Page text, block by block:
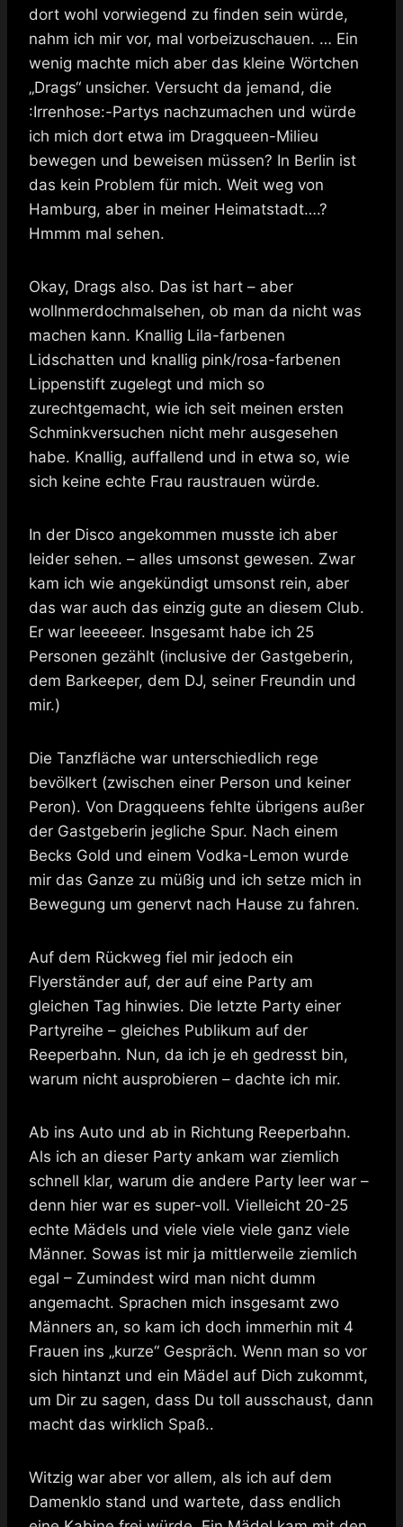
dort wohl vorwiegend zu finden sein würde,
nahm ich mir vor, mal vorbeizuschauen. … Ein
wenig machte mich aber das kleine Wörtchen
„Drags“ unsicher. Versucht da jemand, die
:Irrenhose:-Partys nachzumachen und würde
ich mich dort etwa im Dragqueen-Milieu
bewegen und beweisen müssen? In Berlin ist
das kein Problem für mich. Weit weg von
Hamburg, aber in meiner Heimatstadt….?
Hmmm mal sehen.
Okay, Drags also. Das ist hart – aber
wollnmerdochmalsehen, ob man da nicht was
machen kann. Knallig Lila-farbenen
Lidschatten und knallig pink/rosa-farbenen
Lippenstift zugelegt und mich so
zurechtgemacht, wie ich seit meinen ersten
Schminkversuchen nicht mehr ausgesehen
habe. Knallig, auffallend und in etwa so, wie
sich keine echte Frau raustrauen würde.
In der Disco angekommen musste ich aber
leider sehen. – alles umsonst gewesen. Zwar
kam ich wie angekündigt umsonst rein, aber
das war auch das einzig gute an diesem Club.
Er war leeeeeer. Insgesamt habe ich 25
Personen gezählt (inclusive der Gastgeberin,
dem Barkeeper, dem DJ, seiner Freundin und
mir.)
Die Tanzfläche war unterschiedlich rege
bevölkert (zwischen einer Person und keiner
Peron). Von Dragqueens fehlte übrigens außer
der Gastgeberin jegliche Spur. Nach einem
Becks Gold und einem Vodka-Lemon wurde
mir das Ganze zu müßig und ich setze mich in
Bewegung um genervt nach Hause zu fahren.
Auf dem Rückweg fiel mir jedoch ein
Flyerständer auf, der auf eine Party am
gleichen Tag hinwies. Die letzte Party einer
Partyreihe – gleiches Publikum auf der
Reeperbahn. Nun, da ich je eh gedresst bin,
warum nicht ausprobieren – dachte ich mir.
Ab ins Auto und ab in Richtung Reeperbahn.
Als ich an dieser Party ankam war ziemlich
schnell klar, warum die andere Party leer war –
denn hier war es super-voll. Vielleicht 20-25
echte Mädels und viele viele viele ganz viele
Männer. Sowas ist mir ja mittlerweile ziemlich
egal – Zumindest wird man nicht dumm
angemacht. Sprachen mich insgesamt zwo
Männers an, so kam ich doch immerhin mit 4
Frauen ins „kurze“ Gespräch. Wenn man so vor
sich hintanzt und ein Mädel auf Dich zukommt,
um Dir zu sagen, dass Du toll ausschaust, dann
macht das wirklich Spaß..
Witzig war aber vor allem, als ich auf dem
Damenklo stand und wartete, dass endlich